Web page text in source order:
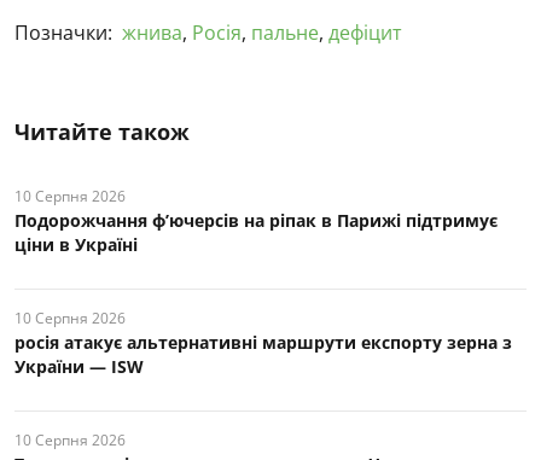
Позначки: жнива, Росія, пальне, дефіцит
Читайте також
10 Серпня 2026
Подорожчання ф’ючерсів на ріпак в Парижі підтримує
ціни в Україні
10 Серпня 2026
росія атакує альтернативні маршрути експорту зерна з
України — ISW
10 Серпня 2026